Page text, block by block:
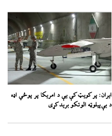
ایران: پر کویټ کې یې د امریکا پر پوځي اډه
د بې‌پیلوټه الوتکو برید کړی